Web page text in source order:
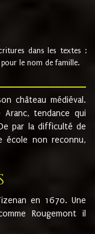
dans les textes :
le nom de famille.
château médiéval.
tendance qui
par la difficulté de
école non reconnu,
en 1670. Une
Rougemont il